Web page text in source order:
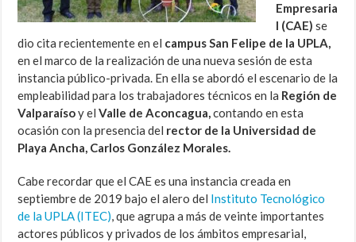
Empresaria
l (CAE) se
dio cita recientemente en el campus San Felipe de la UPLA,
en el marco de la realización de una nueva sesión de esta
instancia público-privada. En ella se abordó el escenario de la
empleabilidad para los trabajadores técnicos en la Región de
Valparaísoy elValle de Aconcagua,contando en esta
ocasión con la presencia del rector de la Universidad de
Playa Ancha, Carlos González Morales.
Cabe recordar que el CAE es una instancia creada en
septiembre de 2019 bajo el alero del Instituto Tecnológico
de la UPLA (ITEC), que agrupa a más de veinte importantes
actores públicos y privados de los ámbitos empresarial,